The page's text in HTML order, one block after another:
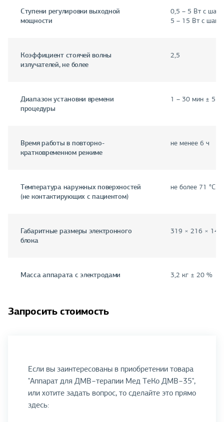
Ступени регулировки выходной
мощности
0,5 – 5 Вт с
5 – 15 Вт с
Коэффициент стоячей волны
излучателей, не более
2,5
Диапазон установки времени
процедуры
1 – 30 мин ± 5 %
Время работы в повторно-
кратковременном режиме
не менее 6 ч
Температура наружных поверхностей
(не контактирующих с пациентом)
не более 71 °С
Габаритные размеры электронного
блока
319 × 216 ×
Масса аппарата с электродами 3,2 кг ± 20 %
Запросить стоимость
Если вы заинтересованы в приобретении товара
"Аппарат для ДМВ−терапии Мед ТеКо ДМВ−35",
или хотите задать вопрос, то сделайте это прямо
здесь: